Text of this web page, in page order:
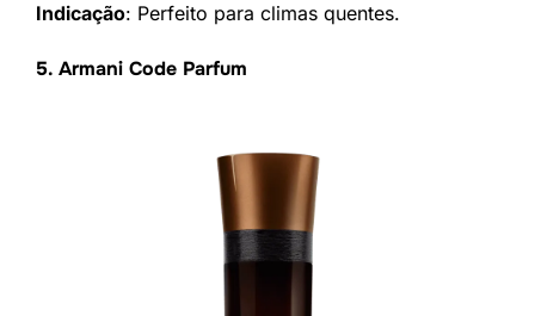
Indicação: Perfeito para climas quentes.
5. Armani Code Parfum